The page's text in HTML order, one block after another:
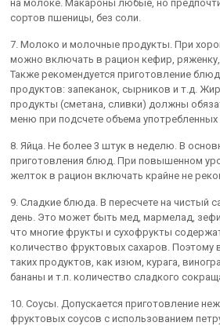
на молоке. Макароны любые, но
сортов пшеницы, без соли.
7. Молоко и молочные продукты. При
можно включать в рацион кефир,
Также рекомендуется приготовление
продуктов: запеканок, сырников и т.д.
продукты (сметана, сливки) должны
меню при подсчете объема
8. Яйца. Не более 3 штук в неделю. В
приготовления блюд. При повышенном
желток в рацион включать крайне не
9. Сладкие блюда. В пересчете на чистый
день. Это может быть мед, мармелад,
что многие фрукты и сухофрукты
количество фруктовых сахаров. Поэтому
таких продуктов, как изюм, курага,
бананы и т.п. количество сладкого
10. Соусы. Допускается приготовление
фруктовых соусов с использованием